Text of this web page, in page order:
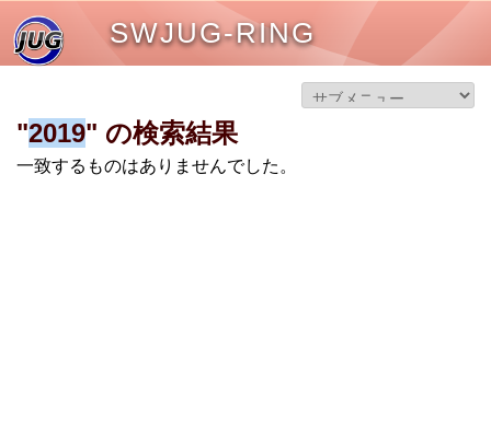
SWJUG-RING
"2019" の検索結果
一致するものはありませんでした。